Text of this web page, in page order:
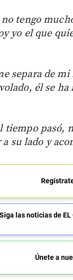
tengo
yo el que
separa de
él se
tiempo pasó,
su lado y
Siga las noticias de EL
Únete a